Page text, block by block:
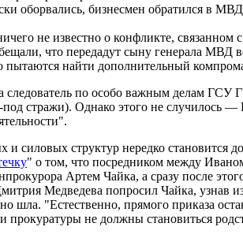
оборвались, бизнесмен обратился в
не известно о конфликте,
что передадут сыну генерала МВД
найти дополнительный
следователь по особо важным делам
стражи). Однако этого не случилось
силовых структур нередко становится
" о том, что посредником между
Артем Чайка, а сразу после
Медведева попросил Чайка, узнав
шла. "Естественно, прямого приказа
прокуратуры не должны становиться